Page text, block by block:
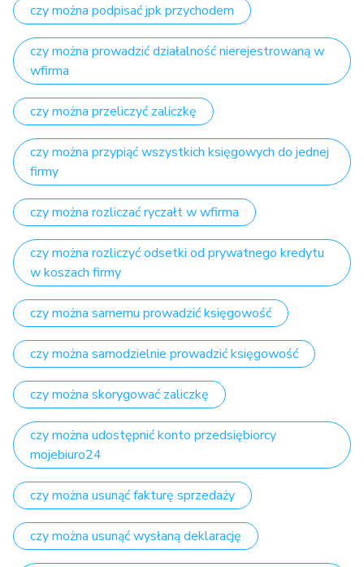
czy można podpisać jpk przychodem
czy można prowadzić działalność nierejestrowaną w
wfirma
czy można przeliczyć zaliczkę
czy można przypiąć wszystkich księgowych do jednej
firmy
czy można rozliczać ryczałt w wfirma
czy można rozliczyć odsetki od prywatnego kredytu
w koszach firmy
czy można samemu prowadzić księgowość
czy można samodzielnie prowadzić księgowość
czy można skorygować zaliczkę
czy można udostępnić konto przedsiębiorcy
mojebiuro24
czy można usunąć fakturę sprzedaży
czy można usunąć wysłaną deklarację